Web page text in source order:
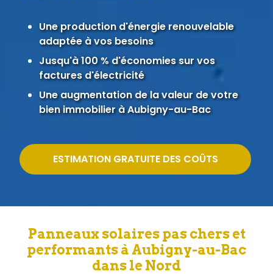
Une production d'énergie renouvelable
adaptée à vos besoins
Jusqu'à 100 % d'économies sur vos
factures d'électricité
Une augmentation de la valeur de votre
bien immobilier à Aubigny-au-Bac
ESTIMATION GRATUITE DES COÛTS
Panneaux solaires pas chers et
performants à Aubigny-au-Bac
dans le Nord